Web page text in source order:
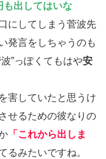
も出してはいな
にしてしまう菅波先
発言をしちゃうのも
”っぽくてもはや安
害していたと思うけ
せるための彼なりの
「これから出しま
るみたいですね。